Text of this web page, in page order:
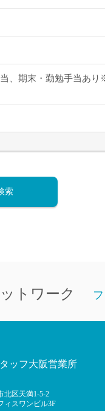
、期末・勤勉手当あ
索
トワーク
ッフ大阪営業所
北区天満1-5-2
ィスワンビル3F